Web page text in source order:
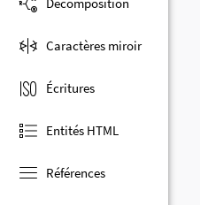
Caractères miroir
Écritures
Entités HTML
Références